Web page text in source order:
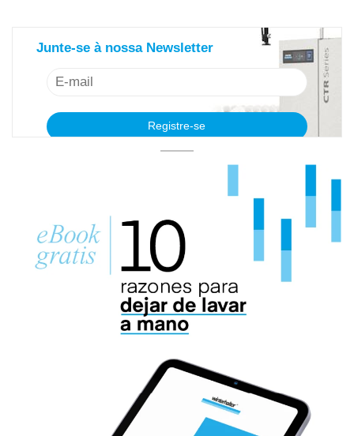
Junte-se à nossa Newsletter